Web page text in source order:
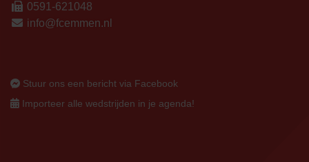
0591-621048
info@fcemmen.nl
Stuur ons een bericht via Facebook
Importeer alle wedstrijden in je agenda!